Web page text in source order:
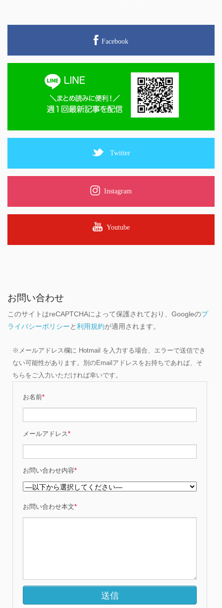
Facebook
Twitter
Instagram
Youtube
お問い合わせ
このサイトはreCAPTCHAによって保護されており、Googleのプ
ライバシーポリシーと利用規約が適用されます。
※メールアドレス欄に Hotmail を入力する場合、エラーで送信でき
ない可能性があります。別のEmailアドレスをお持ちであれば、そ
ちらをご入力いただければ幸いです。
お名前*
メールアドレス*
お問い合わせ内容*
お問い合わせ本文*